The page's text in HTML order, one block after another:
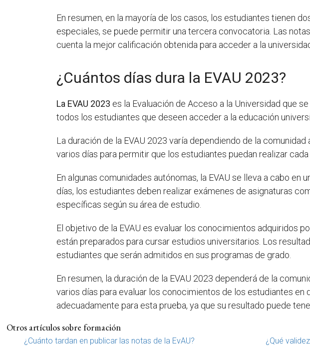
En resumen, en la mayoría de los casos, los estudiantes tienen
especiales, se puede permitir una tercera convocatoria. Las
cuenta la mejor calificación obtenida para acceder a la
¿Cuántos días dura la EVAU 2023?
La EVAU 2023 es la Evaluación de Acceso a la Universidad que
todos los estudiantes que deseen acceder a la educación
La duración de la EVAU 2023 varía dependiendo de la
varios días para permitir que los estudiantes puedan realizar
En algunas comunidades autónomas, la EVAU se lleva a cabo
días, los estudiantes deben realizar exámenes de asignaturas
específicas según su área de estudio.
El objetivo de la EVAU es evaluar los conocimientos adquiridos
están preparados para cursar estudios universitarios. Los
estudiantes que serán admitidos en sus programas de grado.
En resumen, la duración de la EVAU 2023 dependerá de la
varios días para evaluar los conocimientos de los estudiantes
adecuadamente para esta prueba, ya que su resultado puede
Otros artículos sobre formación
¿Cuánto tardan en publicar las notas de la EvAU? ¿Qué